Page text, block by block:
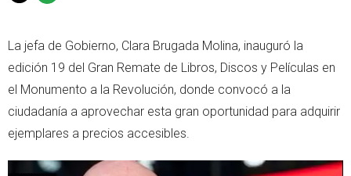
t
t
e
r
t
s
p
p
La jefa de Gobierno, Clara Brugada Molina, inauguró la
edición 19 del Gran Remate de Libros, Discos y Películas en
el Monumento a la Revolución, donde convocó a la
ciudadanía a aprovechar esta gran oportunidad para adquirir
ejemplares a precios accesibles.